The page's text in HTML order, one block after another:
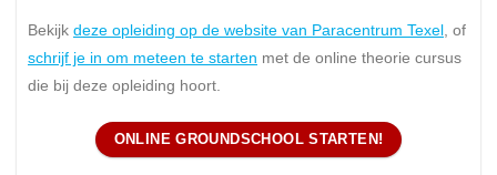
Bekijk deze opleiding op de website van Paracentrum Texel , of
schrijf je in om meteen te starten met de online theorie cursus
die bij deze opleiding hoort.
ONLINE GROUNDSCHOOL STARTEN!